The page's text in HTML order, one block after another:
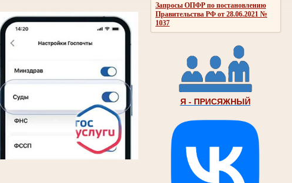
Запросы ОПФР по постановлению
Правительства РФ от 28.06.2021 №
1037
Я - ПРИСЯЖНЫЙ